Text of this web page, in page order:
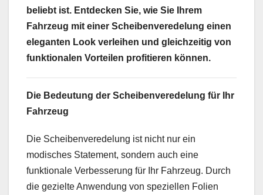
beliebt ist. Entdecken Sie, wie Sie Ihrem
Fahrzeug mit einer Scheibenveredelung einen
eleganten Look verleihen und gleichzeitig von
funktionalen Vorteilen profitieren können.
Die Bedeutung der Scheibenveredelung für Ihr
Fahrzeug
Die Scheibenveredelung ist nicht nur ein
modisches Statement, sondern auch eine
funktionale Verbesserung für Ihr Fahrzeug. Durch
die gezielte Anwendung von speziellen Folien